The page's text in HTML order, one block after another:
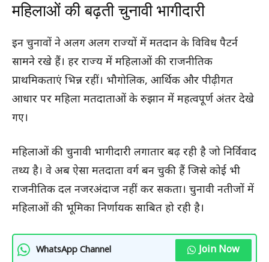
महिलाओं की बढ़ती चुनावी भागीदारी
इन चुनावों ने अलग अलग राज्यों में मतदान के विविध पैटर्न
सामने रखे हैं। हर राज्य में महिलाओं की राजनीतिक
प्राथमिकताएं भिन्न रहीं। भौगोलिक, आर्थिक और पीढ़ीगत
आधार पर महिला मतदाताओं के रुझान में महत्वपूर्ण अंतर देखे
गए।
महिलाओं की चुनावी भागीदारी लगातार बढ़ रही है जो निर्विवाद
तथ्य है। वे अब ऐसा मतदाता वर्ग बन चुकी हैं जिसे कोई भी
राजनीतिक दल नजरअंदाज नहीं कर सकता। चुनावी नतीजों में
महिलाओं की भूमिका निर्णायक साबित हो रही है।
WhatsApp Channel Join Now